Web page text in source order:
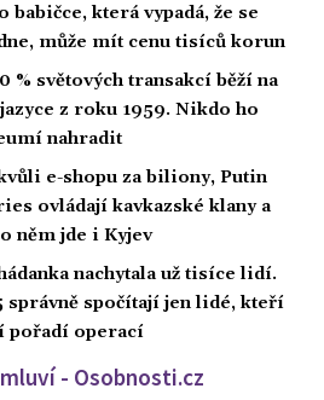
babičce, která vypadá, že se
může mít cenu tisíců korun
% světových transakcí běží na
z roku 1959. Nikdo ho
nahradit
e-shopu za biliony, Putin
ovládají kavkazské klany a
něm jde i Kyjev
nachytala už tisíce lidí.
správně spočítají jen lidé, kteří
pořadí operací
- Osobnosti.cz